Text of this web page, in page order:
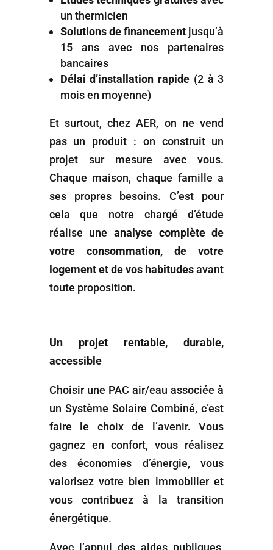
un thermicien
Solutions de financement jusqu’à
15 ans avec nos partenaires
bancaires
Délai d’installation rapide (2 à 3
mois en moyenne)
Et surtout, chez AER, on ne vend
pas un produit : on construit un
projet sur mesure avec vous.
Chaque maison, chaque famille a
ses propres besoins. C’est pour
cela que notre chargé d’étude
réalise une analyse complète de
votre consommation, de votre
logement et de vos habitudesavant
toute proposition.
Un projet rentable, durable,
accessible
Choisir une PAC air/eau associée à
un Système Solaire Combiné, c’est
faire le choix de l’avenir. Vous
gagnez en confort, vous réalisez
des économies d’énergie, vous
valorisez votre bien immobilier et
vous contribuez à la transition
énergétique.